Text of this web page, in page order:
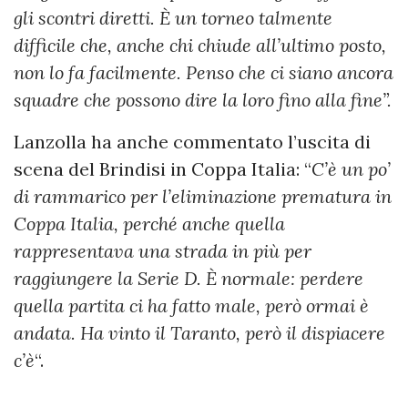
gli scontri diretti. È un torneo talmente
difficile che, anche chi chiude all’ultimo posto,
non lo fa facilmente. Penso che ci siano ancora
squadre che possono dire la loro fino alla fine”.
Lanzolla ha anche commentato l’uscita di
scena del Brindisi in Coppa Italia: “C’è un po’
di rammarico per l’eliminazione prematura in
Coppa Italia, perché anche quella
rappresentava una strada in più per
raggiungere la Serie D. È normale: perdere
quella partita ci ha fatto male, però ormai è
andata. Ha vinto il Taranto, però il dispiacere
c’è“.